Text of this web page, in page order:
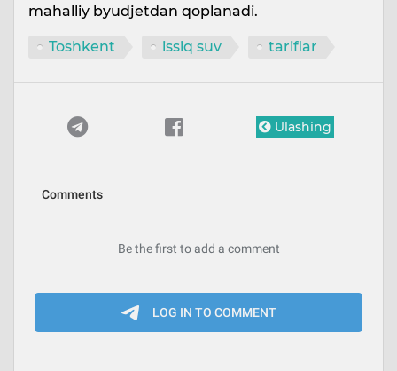
mahalliy byudjetdan qoplanadi.
Toshkent issiq suv tariflar
Ulashing